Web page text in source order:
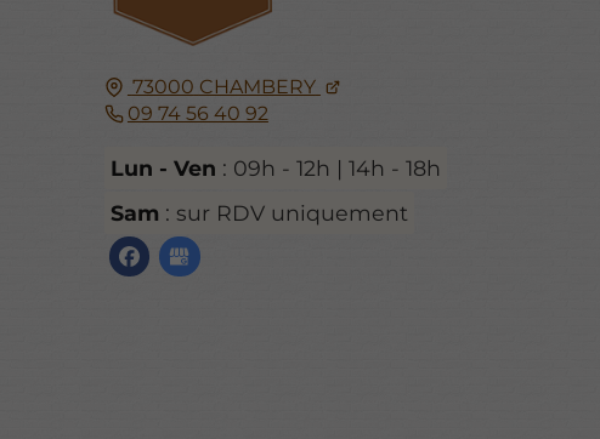
73000 CHAMBERY
09 74 56 40 92
Lun - Ven : 09h - 12h | 14h - 18h
Sam : sur RDV uniquement